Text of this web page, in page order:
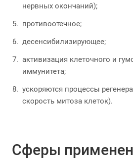
нервных окончаний);
противоотечное;
десенсибилизирующее;
активизация клеточного и
иммунитета;
ускоряются процессы
скорость митоза клеток).
Сферы